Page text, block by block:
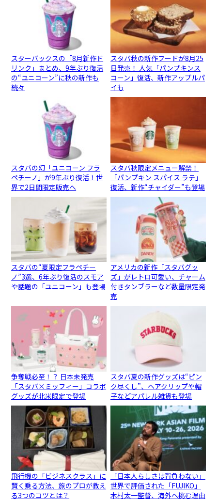
スターバックスの「8月新作ド
リンク」まとめ、9年ぶり復活
の“ユニコーン”に秋の新作も
続々
スタバ秋の新作フードが8月25
日発売！ 人気「パンプキンス
コーン」復活、新作アップルパ
イも
スタバの幻「ユニコーン フラ
ペチーノ」が9年ぶり復活！世
界で2日間限定販売へ
スタバ秋限定メニュー解禁！
「パンプキン スパイス ラテ」
復活、新作“チャイダー”も登場
スタバの“夏限定フラペチー
ノ”3選、6年ぶり復活のスモア
や話題の「ユニコーン」も登場
アメリカの新作「スタバグッ
ズ」がレトロ可愛い、チャーム
付きタンブラーなど数量限定発
売
争奪戦必至！？ 日本未発売
「スタバ×ミッフィー」コラボ
グッズが北米限定で登場
スタバ夏の新作グッズは“ピン
ク尽くし”、ヘアクリップや帽
子などアパレル雑貨も登場
飛行機の「ビジネスクラス」に
賢く乗る方法、旅のプロが教え
る3つのコツとは？
「日本人らしさは背負わない」
世界で評価された「FUJIKO」
木村太一監督、海外へ挑む理由